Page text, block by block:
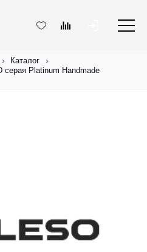
Каталог
серая Platinum Handmade